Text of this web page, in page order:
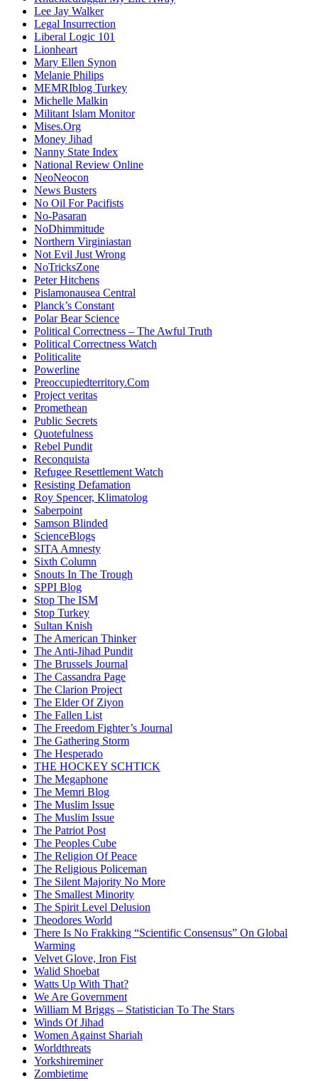
Lee Jay Walker
Legal Insurrection
Liberal Logic 101
Lionheart
Mary Ellen Synon
Melanie Philips
MEMRIblog Turkey
Michelle Malkin
Militant Islam Monitor
Mises.Org
Money Jihad
Nanny State Index
National Review Online
NeoNeocon
News Busters
No Oil For Pacifists
No-Pasaran
NoDhimmitude
Northern Virginiastan
Not Evil Just Wrong
NoTricksZone
Peter Hitchens
Pislamonausea Central
Planck’s Constant
Polar Bear Science
Political Correctness – The Awful Truth
Political Correctness Watch
Politicalite
Powerline
Preoccupiedterritory.Com
Project veritas
Promethean
Public Secrets
Quotefulness
Rebel Pundit
Reconquista
Refugee Resettlement Watch
Resisting Defamation
Roy Spencer, Klimatolog
Saberpoint
Samson Blinded
ScienceBlogs
SITA Amnesty
Sixth Column
Snouts In The Trough
SPPI Blog
Stop The ISM
Stop Turkey
Sultan Knish
The American Thinker
The Anti-Jihad Pundit
The Brussels Journal
The Cassandra Page
The Clarion Project
The Elder Of Ziyon
The Fallen List
The Freedom Fighter’s Journal
The Gathering Storm
The Hesperado
THE HOCKEY SCHTICK
The Megaphone
The Memri Blog
The Muslim Issue
The Muslim Issue
The Patriot Post
The Peoples Cube
The Religion Of Peace
The Religious Policeman
The Silent Majority No More
The Smallest Minority
The Spirit Level Delusion
Theodores World
There Is No Frakking “Scientific Consensus” On Global
Warming
Velvet Glove, Iron Fist
Walid Shoebat
Watts Up With That?
We Are Government
William M Briggs – Statistician To The Stars
Winds Of Jihad
Women Against Shariah
Worldthreats
Yorkshireminer
Zombietime